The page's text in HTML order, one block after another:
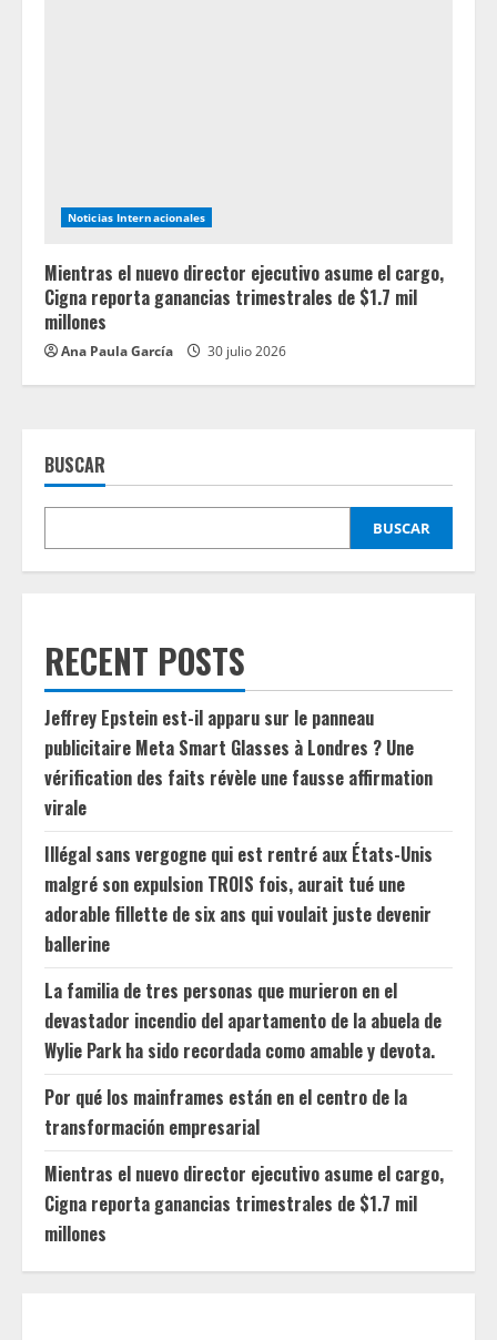
Noticias Internacionales
Mientras el nuevo director ejecutivo asume el cargo,
Cigna reporta ganancias trimestrales de $1.7 mil
millones
Ana Paula García 30 julio 2026
BUSCAR
BUSCAR
RECENT POSTS
Jeffrey Epstein est-il apparu sur le panneau
publicitaire Meta Smart Glasses à Londres ? Une
vérification des faits révèle une fausse affirmation
virale
Illégal sans vergogne qui est rentré aux États-Unis
malgré son expulsion TROIS fois, aurait tué une
adorable fillette de six ans qui voulait juste devenir
ballerine
La familia de tres personas que murieron en el
devastador incendio del apartamento de la abuela de
Wylie Park ha sido recordada como amable y devota.
Por qué los mainframes están en el centro de la
transformación empresarial
Mientras el nuevo director ejecutivo asume el cargo,
Cigna reporta ganancias trimestrales de $1.7 mil
millones